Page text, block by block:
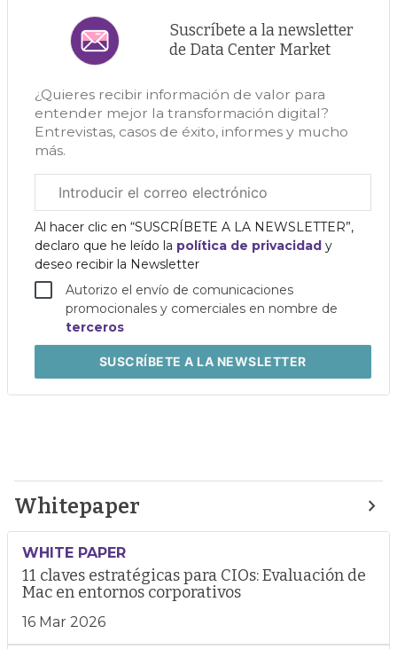
Suscríbete a la newsletter
de Data Center Market
¿Quieres recibir información de valor para
entender mejor la transformación digital?
Entrevistas, casos de éxito, informes y mucho
más.
electrónico
corporativo
Al hacer clic en “SUSCRÍBETE A LA NEWSLETTER”,
declaro que he leído la política de privacidad y
deseo recibir la Newsletter
Autorizo el envío de comunicaciones
promocionales y comerciales en nombre de
terceros
SUSCRÍBETEA LA NEWSLETTER
Whitepaper
WHITE PAPER
11 claves estratégicas para CIOs: Evaluación de
Mac en entornos corporativos
16 Mar 2026